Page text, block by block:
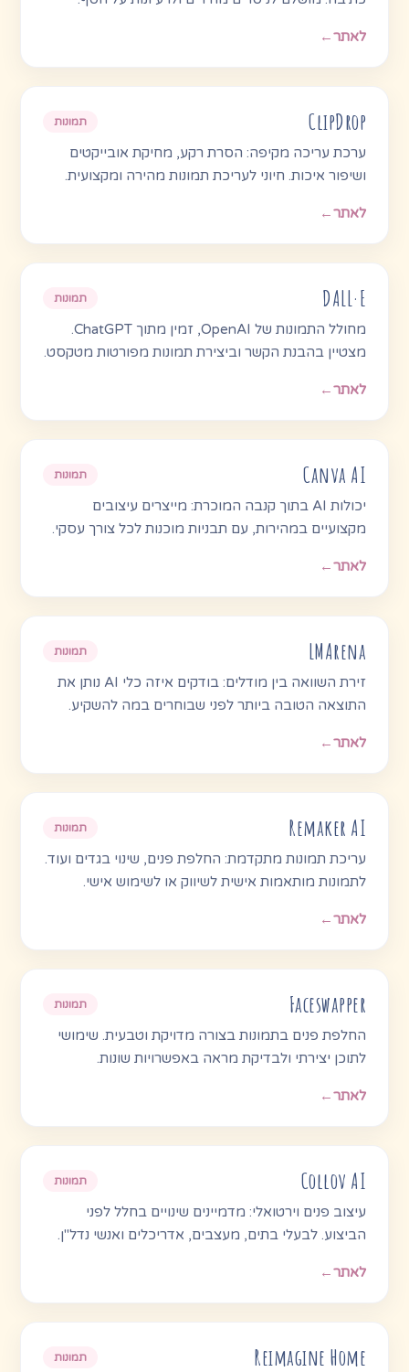
לאתר←
ClipDrop תמונות
ערכת עריכה מקיפה: הסרת רקע, מחיקת אובייקטים
ושיפור איכות. חיוני לעריכת תמונות מהירה ומקצועית.
לאתר←
DALL·E תמונות
מחולל התמונות של OpenAI, זמין מתוך ChatGPT.
מצטיין בהבנת הקשר וביצירת תמונות מפורטות מטקסט.
לאתר←
Canva AI תמונות
יכולות AI בתוך קנבה המוכרת: מייצרים עיצובים
מקצועיים במהירות, עם תבניות מוכנות לכל צורך עסקי.
לאתר←
LMArena תמונות
זירת השוואה בין מודלים: בודקים איזה כלי AI נותן את
התוצאה הטובה ביותר לפני שבוחרים במה להשקיע.
לאתר←
Remaker AI תמונות
עריכת תמונות מתקדמת: החלפת פנים, שינוי בגדים ועוד.
לתמונות מותאמות אישית לשיווק או לשימוש אישי.
לאתר←
Faceswapper תמונות
החלפת פנים בתמונות בצורה מדויקת וטבעית. שימושי
לתוכן יצירתי ולבדיקת מראה באפשרויות שונות.
לאתר←
Collov AI תמונות
עיצוב פנים וירטואלי: מדמיינים שינויים בחלל לפני
הביצוע. לבעלי בתים, מעצבים, אדריכלים ואנשי נדל"ן.
לאתר←
Reimagine Home תמונות